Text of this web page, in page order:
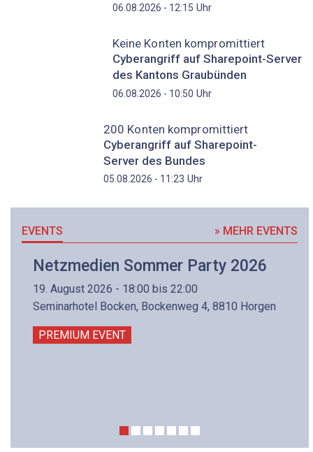
06.08.2026 - 12:15 Uhr
Keine Konten kompromittiert
Cyberangriff auf Sharepoint-Server
des Kantons Graubünden
06.08.2026 - 10:50 Uhr
200 Konten kompromittiert
Cyberangriff auf Sharepoint-
Server des Bundes
05.08.2026 - 11:23 Uhr
EVENTS » MEHR EVENTS
Netzmedien Sommer Party 2026
19. August 2026 - 18:00 bis 22:00
Seminarhotel Bocken, Bockenweg 4, 8810 Horgen
PREMIUM EVENT